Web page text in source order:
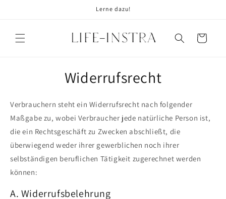
Lerne dazu!
Warenkorb
Widerrufsrecht
Verbrauchern steht ein Widerrufsrecht nach folgender
Maßgabe zu, wobei Verbraucher jede natürliche Person ist,
die ein Rechtsgeschäft zu Zwecken abschließt, die
überwiegend weder ihrer gewerblichen noch ihrer
selbständigen beruflichen Tätigkeit zugerechnet werden
können:
A. Widerrufsbelehrung